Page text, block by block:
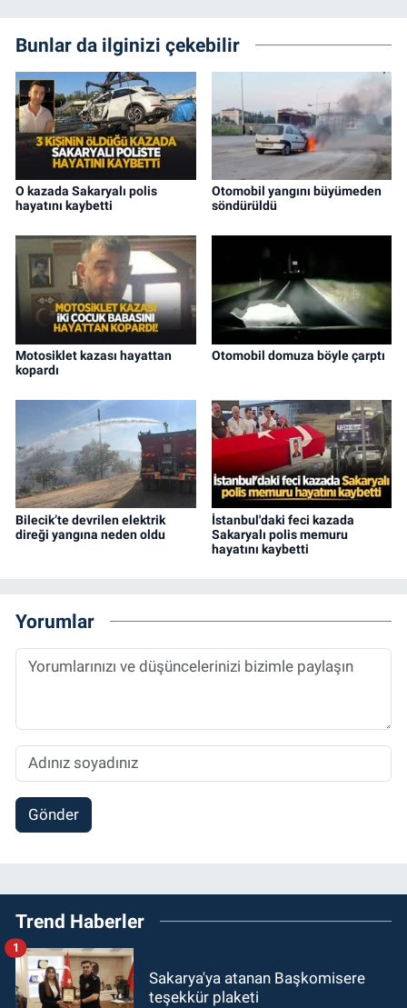
Bunlar da ilginizi çekebilir
O kazada Sakaryalı polis
hayatını kaybetti
Otomobil yangını büyümeden
söndürüldü
Motosiklet kazası hayattan
kopardı
Otomobil domuza böyle çarptı
Bilecik’te devrilen elektrik
direği yangına neden oldu
İstanbul'daki feci kazada
Sakaryalı polis memuru
hayatını kaybetti
Yorumlar
Gönder
Trend Haberler
Sakarya'ya atanan Başkomisere
teşekkür plaketi
1